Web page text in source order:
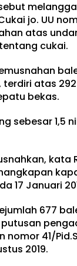
melanggar
jo. UU
atas
tentang cukai.
terdiri atas
bekas.
sebesar 1,5
kata
17 Januari
677
41/
2019.